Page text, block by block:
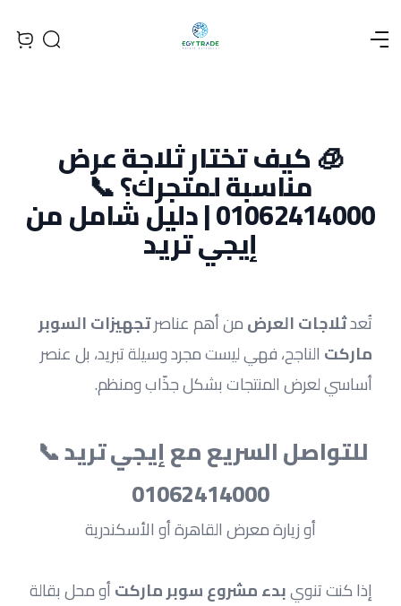
Open menu
Search
bag
🧊 كيف تختار ثلاجة عرض
مناسبة لمتجرك؟ 📞
01062414000 | دليل شامل من
إيجي تريد
تُعد ثلاجات العرض من أهم عناصر
تجهيزات السوبر
ماركت
أساسي لعرض المنتجات بشكل جذّاب ومنظم.
01062414000
أو زيارة معرض القاهرة أو الأسكندرية
إذا كنت تنوي بدء مشروع سوبر ماركت